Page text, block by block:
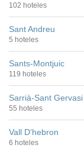
102 hoteles
Sant Andreu
5 hoteles
Sants-Montjuic
119 hoteles
Sarrià-Sant Gervasi
55 hoteles
Vall D'hebron
6 hoteles